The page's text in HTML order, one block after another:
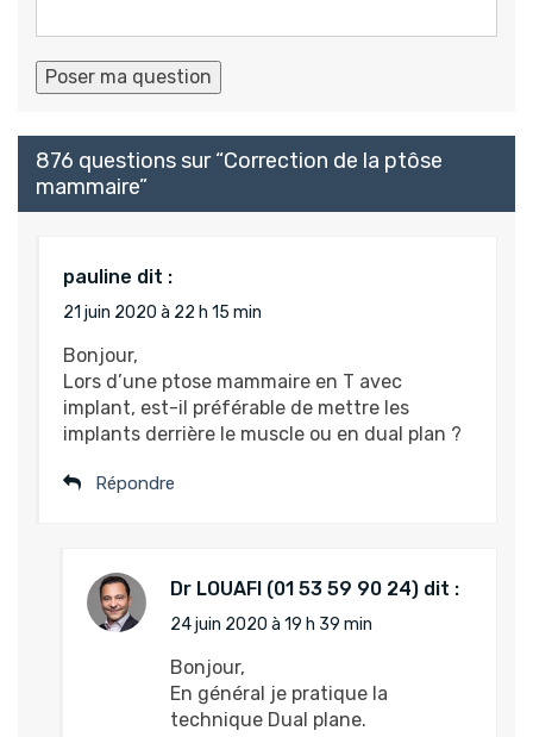
876 questions sur “Correction de la ptôse
mammaire”
pauline dit :
21 juin 2020 à 22 h 15 min
Bonjour,
Lors d’une ptose mammaire en T avec
implant, est-il préférable de mettre les
implants derrière le muscle ou en dual plan ?
Répondre
Dr LOUAFI dit :
24 juin 2020 à 19 h 39 min
Bonjour,
En général je pratique la
technique Dual plane.